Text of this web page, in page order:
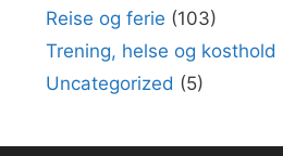
Reise og ferie (103)
Trening, helse og kosthold
Uncategorized (5)